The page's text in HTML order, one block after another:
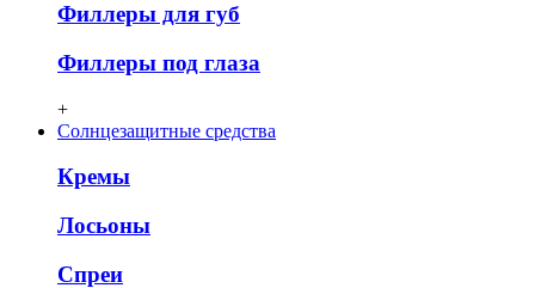
Филлеры для губ
Филлеры под глаза
+
Солнцезащитные средства
Кремы
Лосьоны
Спреи